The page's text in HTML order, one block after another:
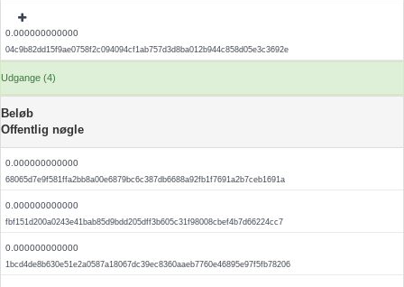
0.000000000000
04c9b82dd15f9ae0758f2c094094cf1ab757d3d8ba012b944c858d05e3c3692e
Udgange (4)
Beløb
Offentlig nøgle
0.000000000000
68065d7e9f581ffa2bb8a00e6879bc6c387db6688a92fb1f7691a2b7ceb1691a
0.000000000000
fbf151d200a0243e41bab85d9bdd205dff3b605c31f98008cbef4b7d66224cc7
0.000000000000
1bcd4de8b630e51e2a0587a18067dc39ec8360aaeb7760e46895e97f5fb78206